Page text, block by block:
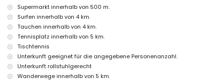
Moraira, Costa Blanca
Bar (innerhalb von 500 Metern vom Haus)
Diskothek und Promenade (El Portet) (innerhalb von 5 Kilometern vom
Haus)
Sehenswürdigkeiten und Kultur in Moraira, Costa Blanca
Kirche (Iglesia Parroquial de Santa Catalina), Burg (Castell de
Moraira), Ruine (Castell de Moraira), Denkmal (Torre de Vigía del Cap
d'Or) und historische Stätte (Centro histórico) (innerhalb von 5
Supermarkt innerhalb von 500 m.
Surfen innerhalb von 4 km.
Tauchen innerhalb von 4 km.
Tennisplatz innerhalb von 5 km.
Tischtennis
Unterkunft geeignet für die angegebene Personenanzahl.
Unterkunft rollstuhlgerecht
Wanderwege innerhalb von 5 km.